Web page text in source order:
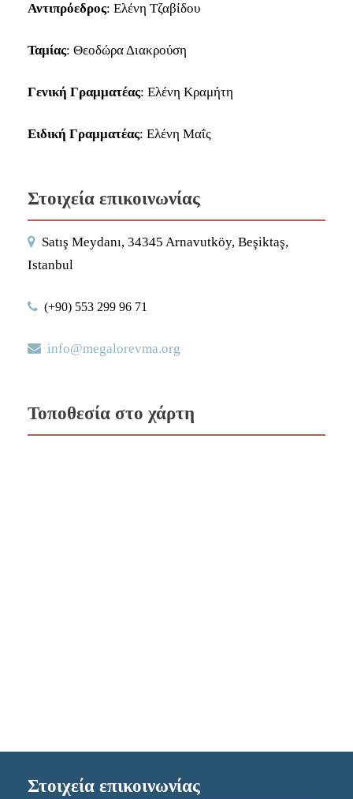
Αντιπρόεδρος: Ελένη Τζαβίδου
Ταμίας: Θεοδώρα Διακρούση
Γενική Γραμματέας: Ελένη Κραμήτη
Ειδική Γραμματέας: Ελένη Μαΐς
Στοιχεία επικοινωνίας
Satış Meydanı, 34345 Arnavutköy, Beşiktaş,
Istanbul
(+90) 553 299 96 71
info@megalorevma.org
Τοποθεσία στο χάρτη
Στοιχεία επικοινωνίας